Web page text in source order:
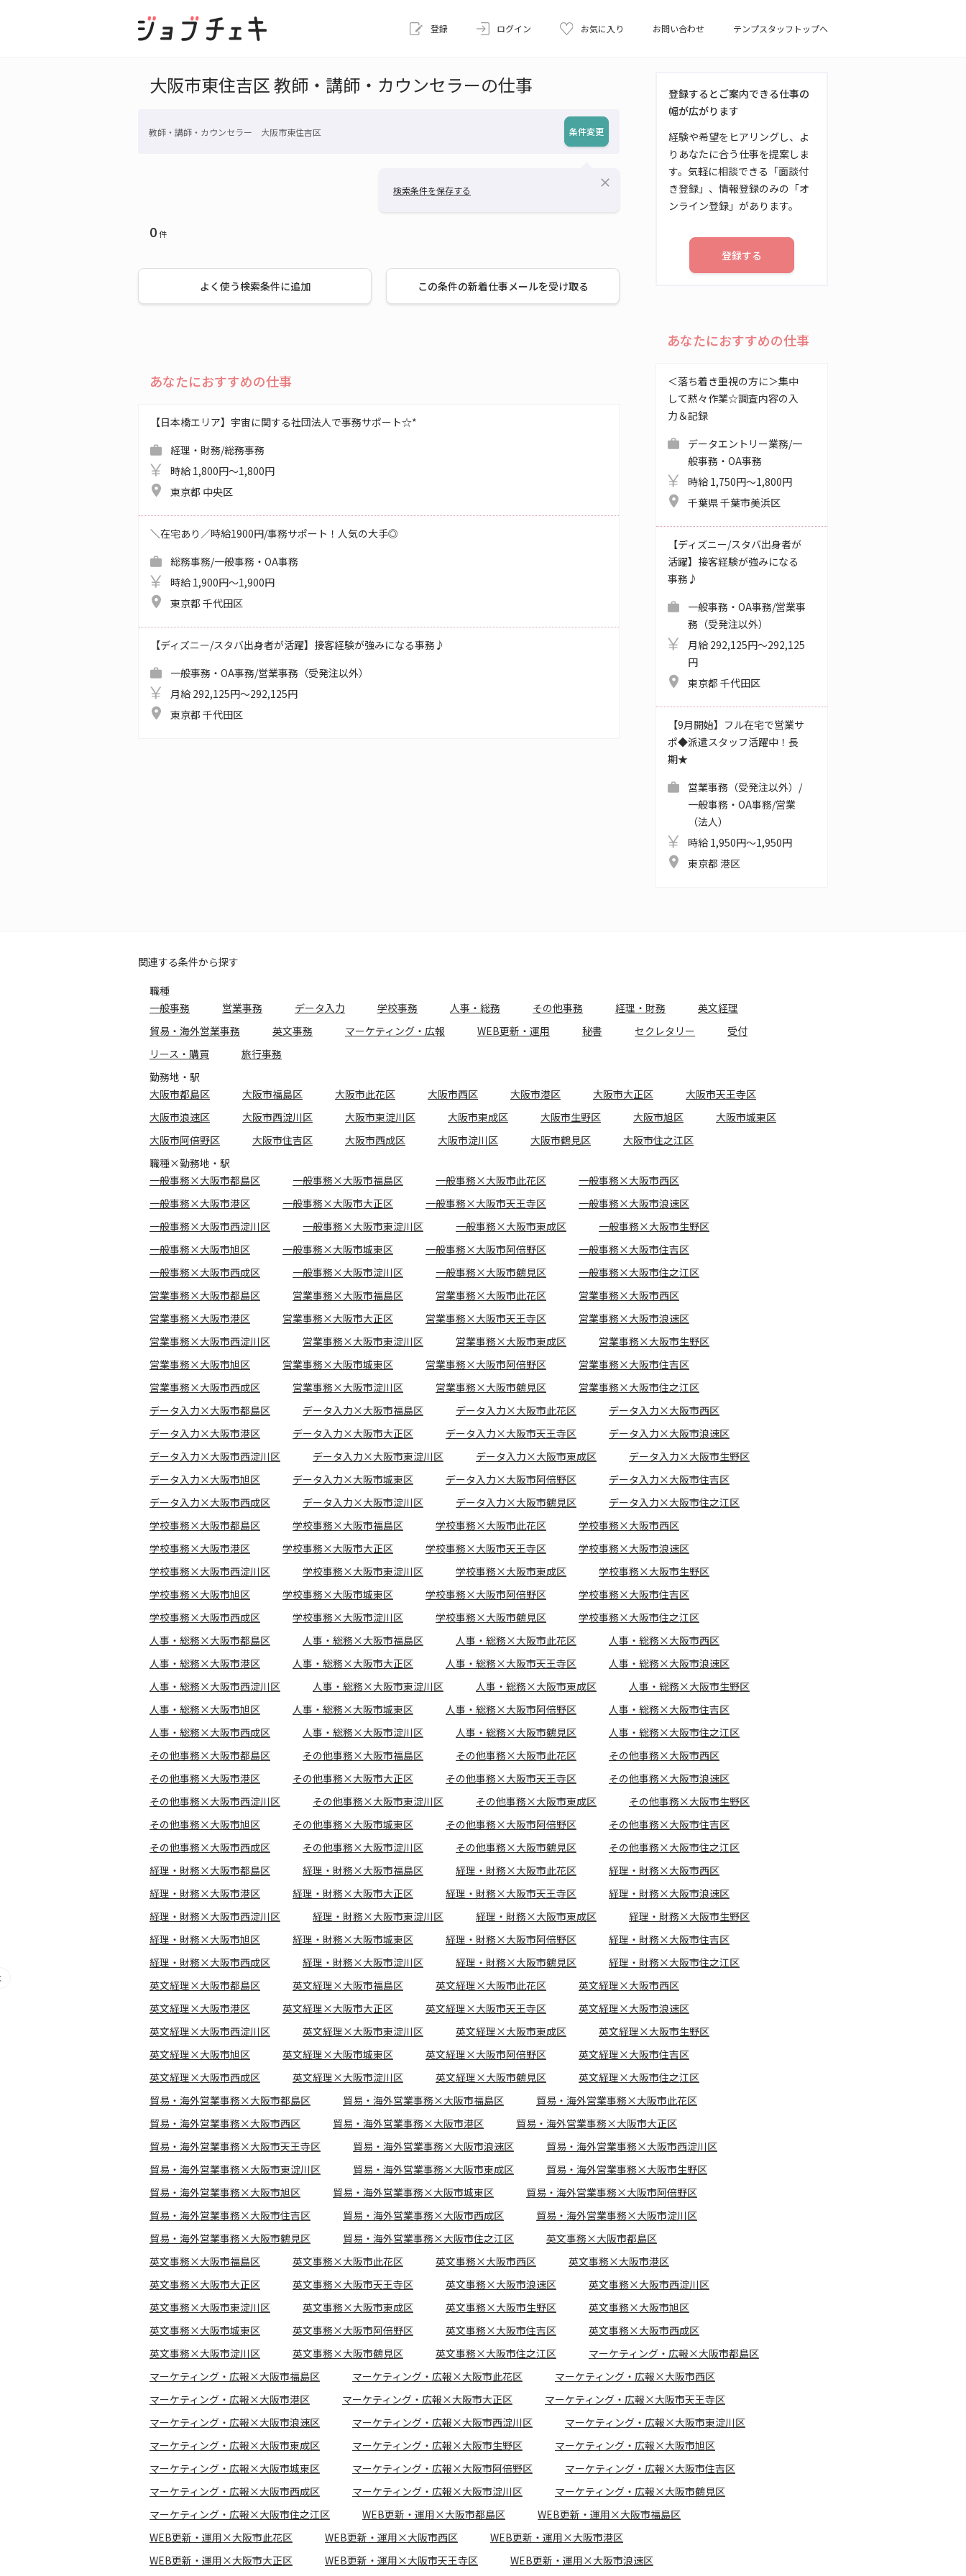
登録 ログイン お気に入り お問い合わせ テンプスタッフトップへ
大阪市東住吉区 教師・講師・カウンセラーの仕事
教師・講師・カウンセラー 大阪市東住吉区 条件変更
検索条件を保存する
close
0件
よく使う検索条件に追加 この条件の新着仕事メールを受け取る
あなたにおすすめの仕事
【日本橋エリア】宇宙に関する社団法人で事務サポート☆*
経理・財務/総務事務
時給 1,800円～1,800円
東京都 中央区
＼在宅あり／時給1900円/事務サポート！人気の大手◎
総務事務/一般事務・OA事務
時給 1,900円～1,900円
東京都 千代田区
【ディズニー/スタバ出身者が活躍】接客経験が強みになる事務♪
一般事務・OA事務/営業事務（受発注以外）
月給 292,125円～292,125円
東京都 千代田区
登録するとご案内できる仕事の
幅が広がります
経験や希望をヒアリングし、よ
りあなたに合う仕事を提案しま
す。気軽に相談できる「面談付
き登録」、情報登録のみの「オ
ンライン登録」があります。
登録する
あなたにおすすめの仕事
＜落ち着き重視の方に＞集中
して黙々作業☆調査内容の入
力＆記録
データエントリー業務/一
般事務・OA事務
時給 1,750円～1,800円
千葉県 千葉市美浜区
【ディズニー/スタバ出身者が
活躍】接客経験が強みになる
事務♪
一般事務・OA事務/営業事
務（受発注以外）
月給 292,125円～292,125
円
東京都 千代田区
【9月開始】フル在宅で営業サ
ポ◆派遣スタッフ活躍中！長
期★
営業事務（受発注以外）/
一般事務・OA事務/営業
（法人）
時給 1,950円～1,950円
東京都 港区
関連する条件から探す
職種
一般事務
営業事務 データ入力 学校事務 人事・総務 その他事務 経理・財務
英文経理
貿易・海外営業事務
英文事務 マーケティング・広報 WEB更新・運用 秘書 セクレタリー
受付
リース・購買
旅行事務
勤務地・駅
大阪市都島区
大阪市福島区 大阪市此花区 大阪市西区 大阪市港区 大阪市大正区
大阪市天王寺区
大阪市浪速区
大阪市西淀川区 大阪市東淀川区 大阪市東成区 大阪市生野区 大阪市旭区
大阪市城東区
大阪市阿倍野区
大阪市住吉区 大阪市西成区 大阪市淀川区 大阪市鶴見区
大阪市住之江区
職種×勤務地・駅
一般事務×大阪市都島区
一般事務×大阪市福島区 一般事務×大阪市此花区
一般事務×大阪市西区
一般事務×大阪市港区
一般事務×大阪市大正区 一般事務×大阪市天王寺区
一般事務×大阪市浪速区
一般事務×大阪市西淀川区
一般事務×大阪市東淀川区 一般事務×大阪市東成区
一般事務×大阪市生野区
一般事務×大阪市旭区
一般事務×大阪市城東区 一般事務×大阪市阿倍野区
一般事務×大阪市住吉区
一般事務×大阪市西成区
一般事務×大阪市淀川区 一般事務×大阪市鶴見区
一般事務×大阪市住之江区
営業事務×大阪市都島区
営業事務×大阪市福島区 営業事務×大阪市此花区
営業事務×大阪市西区
営業事務×大阪市港区
営業事務×大阪市大正区 営業事務×大阪市天王寺区
営業事務×大阪市浪速区
営業事務×大阪市西淀川区
営業事務×大阪市東淀川区 営業事務×大阪市東成区
営業事務×大阪市生野区
営業事務×大阪市旭区
営業事務×大阪市城東区 営業事務×大阪市阿倍野区
営業事務×大阪市住吉区
営業事務×大阪市西成区
営業事務×大阪市淀川区 営業事務×大阪市鶴見区
営業事務×大阪市住之江区
データ入力×大阪市都島区
データ入力×大阪市福島区 データ入力×大阪市此花区
データ入力×大阪市西区
データ入力×大阪市港区
データ入力×大阪市大正区 データ入力×大阪市天王寺区
データ入力×大阪市浪速区
データ入力×大阪市西淀川区
データ入力×大阪市東淀川区 データ入力×大阪市東成区
データ入力×大阪市生野区
データ入力×大阪市旭区
データ入力×大阪市城東区 データ入力×大阪市阿倍野区
データ入力×大阪市住吉区
データ入力×大阪市西成区
データ入力×大阪市淀川区 データ入力×大阪市鶴見区
データ入力×大阪市住之江区
学校事務×大阪市都島区
学校事務×大阪市福島区 学校事務×大阪市此花区
学校事務×大阪市西区
学校事務×大阪市港区
学校事務×大阪市大正区 学校事務×大阪市天王寺区
学校事務×大阪市浪速区
学校事務×大阪市西淀川区
学校事務×大阪市東淀川区 学校事務×大阪市東成区
学校事務×大阪市生野区
学校事務×大阪市旭区
学校事務×大阪市城東区 学校事務×大阪市阿倍野区
学校事務×大阪市住吉区
学校事務×大阪市西成区
学校事務×大阪市淀川区 学校事務×大阪市鶴見区
学校事務×大阪市住之江区
人事・総務×大阪市都島区
人事・総務×大阪市福島区 人事・総務×大阪市此花区
人事・総務×大阪市西区
人事・総務×大阪市港区
人事・総務×大阪市大正区 人事・総務×大阪市天王寺区
人事・総務×大阪市浪速区
人事・総務×大阪市西淀川区
人事・総務×大阪市東淀川区 人事・総務×大阪市東成区
人事・総務×大阪市生野区
人事・総務×大阪市旭区
人事・総務×大阪市城東区 人事・総務×大阪市阿倍野区
人事・総務×大阪市住吉区
人事・総務×大阪市西成区
人事・総務×大阪市淀川区 人事・総務×大阪市鶴見区
人事・総務×大阪市住之江区
その他事務×大阪市都島区
その他事務×大阪市福島区 その他事務×大阪市此花区
その他事務×大阪市西区
その他事務×大阪市港区
その他事務×大阪市大正区 その他事務×大阪市天王寺区
その他事務×大阪市浪速区
その他事務×大阪市西淀川区
その他事務×大阪市東淀川区 その他事務×大阪市東成区
その他事務×大阪市生野区
その他事務×大阪市旭区
その他事務×大阪市城東区 その他事務×大阪市阿倍野区
その他事務×大阪市住吉区
その他事務×大阪市西成区
その他事務×大阪市淀川区 その他事務×大阪市鶴見区
その他事務×大阪市住之江区
経理・財務×大阪市都島区
経理・財務×大阪市福島区 経理・財務×大阪市此花区
経理・財務×大阪市西区
経理・財務×大阪市港区
経理・財務×大阪市大正区 経理・財務×大阪市天王寺区
経理・財務×大阪市浪速区
経理・財務×大阪市西淀川区
経理・財務×大阪市東淀川区 経理・財務×大阪市東成区
経理・財務×大阪市生野区
経理・財務×大阪市旭区
経理・財務×大阪市城東区 経理・財務×大阪市阿倍野区
経理・財務×大阪市住吉区
経理・財務×大阪市西成区
経理・財務×大阪市淀川区 経理・財務×大阪市鶴見区
経理・財務×大阪市住之江区
英文経理×大阪市都島区
英文経理×大阪市福島区 英文経理×大阪市此花区
英文経理×大阪市西区
英文経理×大阪市港区
英文経理×大阪市大正区 英文経理×大阪市天王寺区
英文経理×大阪市浪速区
英文経理×大阪市西淀川区
英文経理×大阪市東淀川区 英文経理×大阪市東成区
英文経理×大阪市生野区
英文経理×大阪市旭区
英文経理×大阪市城東区 英文経理×大阪市阿倍野区
英文経理×大阪市住吉区
英文経理×大阪市西成区
英文経理×大阪市淀川区 英文経理×大阪市鶴見区
英文経理×大阪市住之江区
貿易・海外営業事務×大阪市都島区
貿易・海外営業事務×大阪市福島区
貿易・海外営業事務×大阪市此花区
貿易・海外営業事務×大阪市西区
貿易・海外営業事務×大阪市港区
貿易・海外営業事務×大阪市大正区
貿易・海外営業事務×大阪市天王寺区
貿易・海外営業事務×大阪市浪速区
貿易・海外営業事務×大阪市西淀川区
貿易・海外営業事務×大阪市東淀川区
貿易・海外営業事務×大阪市東成区
貿易・海外営業事務×大阪市生野区
貿易・海外営業事務×大阪市旭区
貿易・海外営業事務×大阪市城東区
貿易・海外営業事務×大阪市阿倍野区
貿易・海外営業事務×大阪市住吉区
貿易・海外営業事務×大阪市西成区
貿易・海外営業事務×大阪市淀川区
貿易・海外営業事務×大阪市鶴見区
貿易・海外営業事務×大阪市住之江区
英文事務×大阪市都島区
英文事務×大阪市福島区
英文事務×大阪市此花区 英文事務×大阪市西区
英文事務×大阪市港区
英文事務×大阪市大正区
英文事務×大阪市天王寺区 英文事務×大阪市浪速区
英文事務×大阪市西淀川区
英文事務×大阪市東淀川区
英文事務×大阪市東成区 英文事務×大阪市生野区
英文事務×大阪市旭区
英文事務×大阪市城東区
英文事務×大阪市阿倍野区 英文事務×大阪市住吉区
英文事務×大阪市西成区
英文事務×大阪市淀川区
英文事務×大阪市鶴見区 英文事務×大阪市住之江区
マーケティング・広報×大阪市都島区
マーケティング・広報×大阪市福島区
マーケティング・広報×大阪市此花区
マーケティング・広報×大阪市西区
マーケティング・広報×大阪市港区
マーケティング・広報×大阪市大正区
マーケティング・広報×大阪市天王寺区
マーケティング・広報×大阪市浪速区
マーケティング・広報×大阪市西淀川区
マーケティング・広報×大阪市東淀川区
マーケティング・広報×大阪市東成区
マーケティング・広報×大阪市生野区
マーケティング・広報×大阪市旭区
マーケティング・広報×大阪市城東区
マーケティング・広報×大阪市阿倍野区
マーケティング・広報×大阪市住吉区
マーケティング・広報×大阪市西成区
マーケティング・広報×大阪市淀川区
マーケティング・広報×大阪市鶴見区
マーケティング・広報×大阪市住之江区
WEB更新・運用×大阪市都島区
WEB更新・運用×大阪市福島区
WEB更新・運用×大阪市此花区
WEB更新・運用×大阪市西区
WEB更新・運用×大阪市港区
WEB更新・運用×大阪市大正区
WEB更新・運用×大阪市天王寺区 WEB更新・運用×大阪市浪速区